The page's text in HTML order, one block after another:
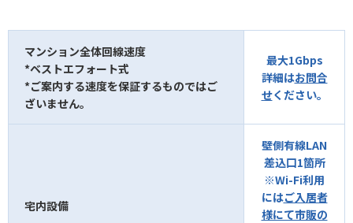
お問合せ マンション検索
マンション全体回線速度
*ベストエフォート式
*ご案内する速度を保証するものではご
ざいません。
最大1Gbps
詳細はお問合
せください。
宅内設備
壁側有線LAN
差込口1箇所
※Wi-Fi利用
にはご入居者
様にて市販の